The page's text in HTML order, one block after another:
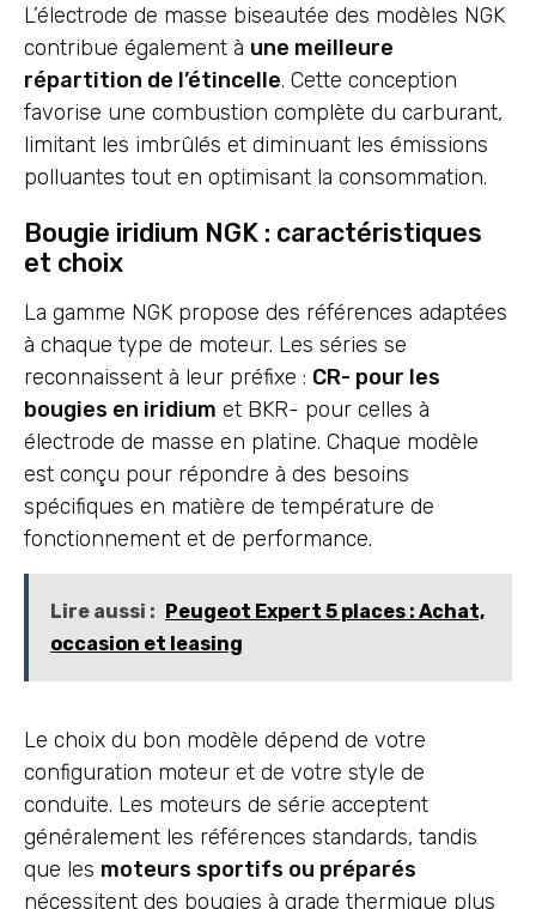
L’électrode de masse biseautée des modèles NGK
contribue également à une meilleure
répartition de l’étincelle. Cette conception
favorise une combustion complète du carburant,
limitant les imbrûlés et diminuant les émissions
polluantes tout en optimisant la consommation.
Bougie iridium NGK : caractéristiques
et choix
La gamme NGK propose des références adaptées
à chaque type de moteur. Les séries se
reconnaissent à leur préfixe : CR- pour les
bougies en iridium et BKR- pour celles à
électrode de masse en platine. Chaque modèle
est conçu pour répondre à des besoins
spécifiques en matière de température de
fonctionnement et de performance.
Lire aussi : Peugeot Expert 5 places : Achat,
occasion et leasing
Le choix du bon modèle dépend de votre
configuration moteur et de votre style de
conduite. Les moteurs de série acceptent
généralement les références standards, tandis
que les moteurs sportifs ou préparés
nécessitent des bougies à grade thermique plus